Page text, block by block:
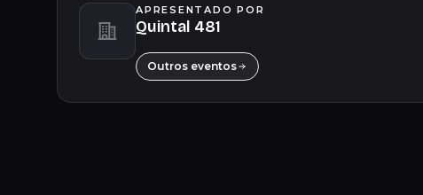
APRESENTADO POR
Quintal 481
Outros eventos